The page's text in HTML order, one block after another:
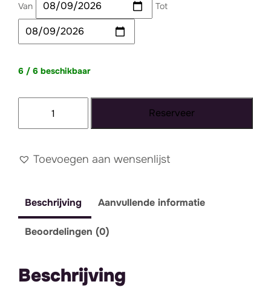
Van Tot
6 / 6 beschikbaar
Reserveer
Toevoegen aan wensenlijst
Beschrijving Aanvullende informatie
Beoordelingen (0)
Beschrijving